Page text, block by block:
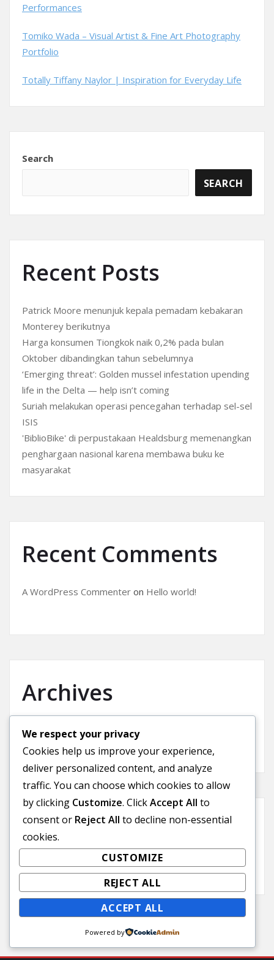
Performances
Tomiko Wada – Visual Artist & Fine Art Photography
Portfolio
Totally Tiffany Naylor | Inspiration for Everyday Life
Search
SEARCH
Recent Posts
Patrick Moore menunjuk kepala pemadam kebakaran
Monterey berikutnya
Harga konsumen Tiongkok naik 0,2% pada bulan
Oktober dibandingkan tahun sebelumnya
‘Emerging threat’: Golden mussel infestation upending
life in the Delta — help isn’t coming
Suriah melakukan operasi pencegahan terhadap sel-sel
ISIS
'BiblioBike' di perpustakaan Healdsburg memenangkan
penghargaan nasional karena membawa buku ke
masyarakat
Recent Comments
A WordPress Commenter on Hello world!
Archives
November 2025
September 2025
Categories
Uncategorized
We respect your privacy
Cookies help us improve your experience,
deliver personalized content, and analyze
traffic. You can choose which cookies to allow
by clicking Customize. ClickAccept All to
consent or Reject All to decline non-essential
cookies.
CUSTOMIZE
REJECT ALL
ACCEPT ALL
Powered by